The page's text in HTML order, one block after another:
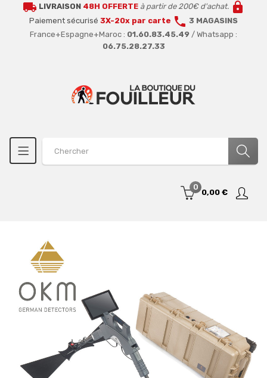
local_shipping LIVRAISON 48H OFFERTE à partir de 200€ d'achat. lock
Paiement sécurisé 3X-20x par carte call 3 MAGASINS
France+Espagne+Maroc : 01.60.83.45.49 / Whatsapp :
06.75.28.27.33
0
0,00 €